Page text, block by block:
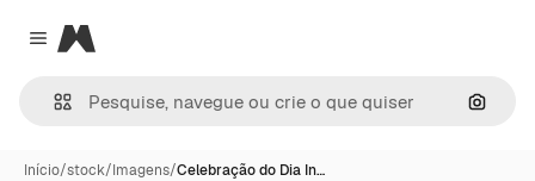
Close menu
Magnific
Início/stock/Imagens/Celebração do Dia In…